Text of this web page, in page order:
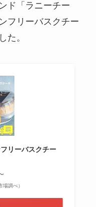
ド「ラニーチー
フリーバスクチー
た。
リーバスクチー
調べ）